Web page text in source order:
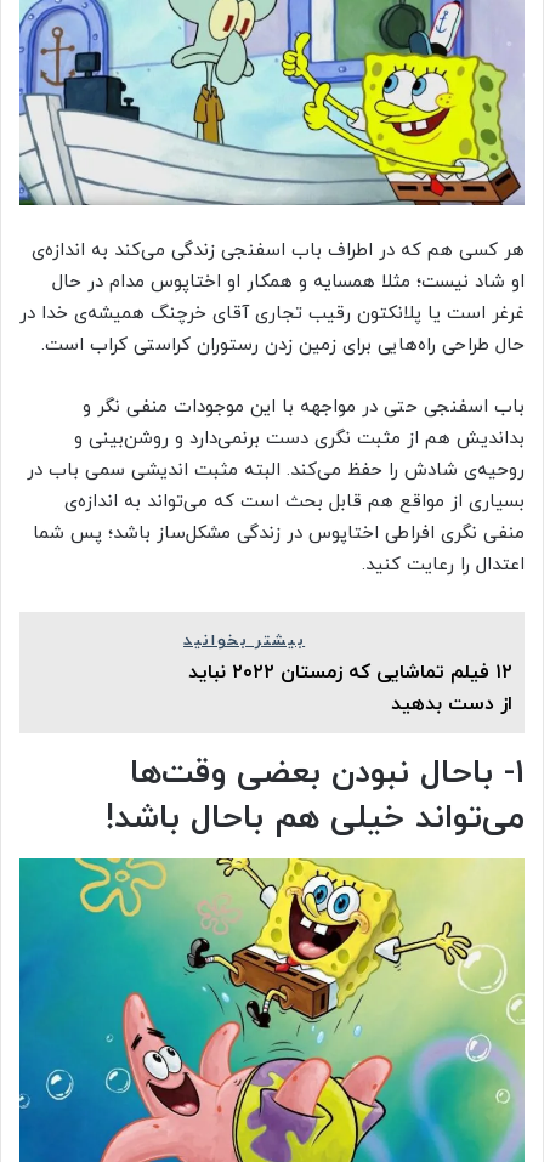
هر کسی هم که در اطراف باب اسفنجی زندگی می‌کند به اندازه‌ی
او شاد نیست؛ مثلا همسایه و همکار او اختاپوس مدام در حال
غرغر است یا پلانکتون رقیب تجاری آقای خرچنگ همیشه‌ی خدا در
حال طراحی راه‌هایی برای زمین زدن رستوران کراستی کراب است.
باب اسفنجی حتی در مواجهه با این موجودات منفی نگر و
بداندیش هم از مثبت نگری دست برنمی‌دارد و روشن‌بینی و
روحیه‌ی شادش را حفظ می‌کند. البته مثبت اندیشی سمی باب در
بسیاری از مواقع هم قابل بحث است که می‌تواند به اندازه‌ی
منفی نگری افراطی اختاپوس در زندگی مشکل‌ساز باشد؛ پس شما
اعتدال را رعایت کنید.
بیشتر بخوانید
۱۲ فیلم‌ تماشایی که زمستان ۲۰۲۲ نباید
از دست بدهید
۱- باحال نبودن بعضی وقت‌ها
می‌تواند خیلی هم باحال باشد!